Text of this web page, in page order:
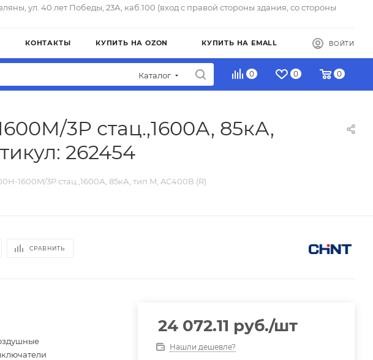
ул. 40 лет Победы, 23А, каб.100 (вход с правой стороны здания, со стороны
КОНТАКТЫ КУПИТЬ НА OZON КУПИТЬ НА EMALL ВОЙТИ
Каталог 0 0 0
3P стац.,1600А, 85кА,
262454
1600M/3P стац.,1600А, 85кА, тип M, AC400В (R)
СРАВНИТЬ
24 072.11 руб./шт
Нашли дешевле?